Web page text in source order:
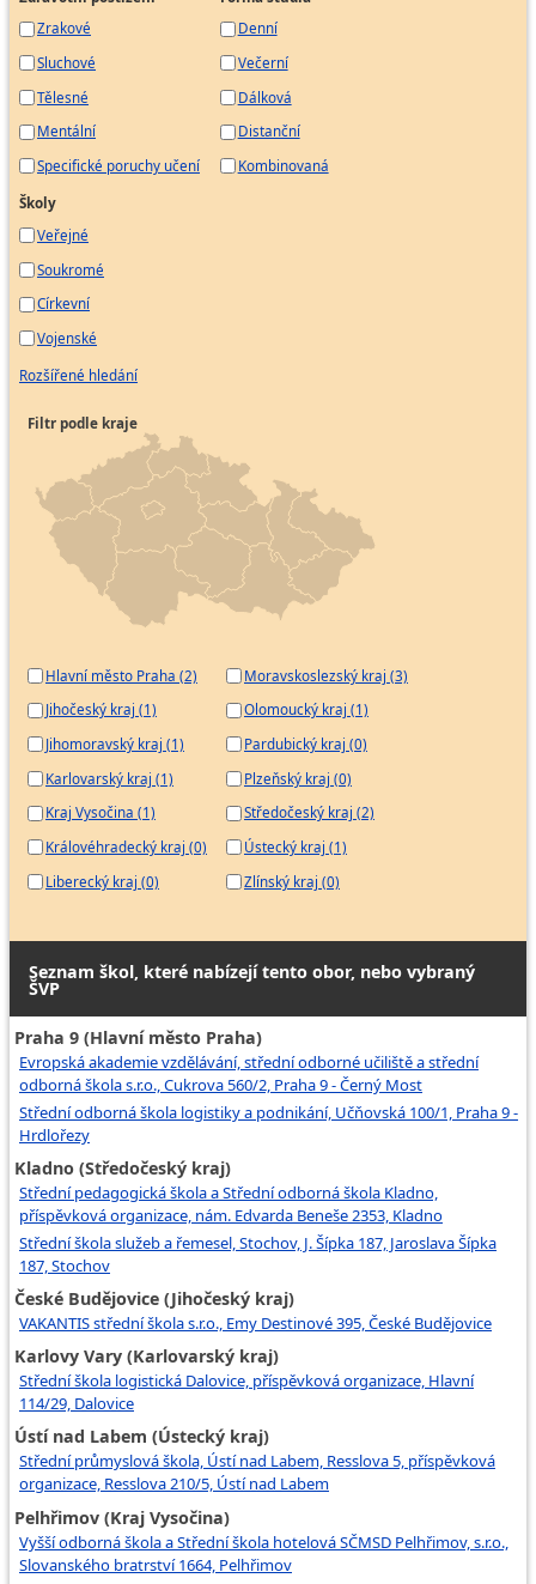
Samostatný pracovník poštovního provozu
Směnař v poštovním provozu
Zrakové
Sluchové
Tělesné
Mentální
Specifické poruchy učení
Denní
Večerní
Dálková
Distanční
Kombinovaná
Školy
Veřejné
Soukromé
Církevní
Vojenské
Rozšířené hledání
Filtr podle kraje
Hlavní město Praha (2)
Jihočeský kraj (1)
Jihomoravský kraj (1)
Karlovarský kraj (1)
Kraj Vysočina (1)
Královéhradecký kraj (0)
Liberecký kraj (0)
Moravskoslezský kraj (3)
Olomoucký kraj (1)
Pardubický kraj (0)
Plzeňský kraj (0)
Středočeský kraj (2)
Ústecký kraj (1)
Zlínský kraj (0)
Seznam škol, které nabízejí tento obor, nebo vybraný
ŠVP
Praha 9 (Hlavní město Praha)
Evropská akademie vzdělávání, střední odborné učiliště a střední
odborná škola s.r.o., Cukrova 560/2, Praha 9 - Černý Most
Střední odborná škola logistiky a podnikání, Učňovská 100/1, Praha 9 -
Hrdlořezy
Kladno (Středočeský kraj)
Střední pedagogická škola a Střední odborná škola Kladno,
příspěvková organizace, nám. Edvarda Beneše 2353, Kladno
Střední škola služeb a řemesel, Stochov, J. Šípka 187, Jaroslava Šípka
187, Stochov
České Budějovice (Jihočeský kraj)
VAKANTIS střední škola s.r.o., Emy Destinové 395, České Budějovice
Karlovy Vary (Karlovarský kraj)
Střední škola logistická Dalovice, příspěvková organizace, Hlavní
114/29, Dalovice
Ústí nad Labem (Ústecký kraj)
Střední průmyslová škola, Ústí nad Labem, Resslova 5, příspěvková
organizace, Resslova 210/5, Ústí nad Labem
Pelhřimov (Kraj Vysočina)
Vyšší odborná škola a Střední škola hotelová SČMSD Pelhřimov, s.r.o.,
Slovanského bratrství 1664, Pelhřimov